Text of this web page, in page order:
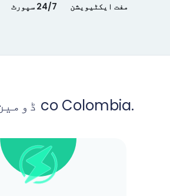
مفت ایکٹیویشن 24/7 سپورٹ
.co Colombia ڈومین قیمتیں